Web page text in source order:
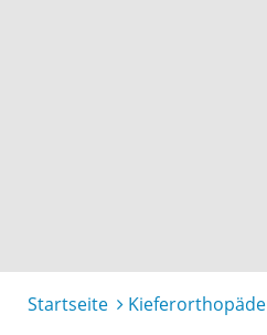
Startseite Kieferorthopäde